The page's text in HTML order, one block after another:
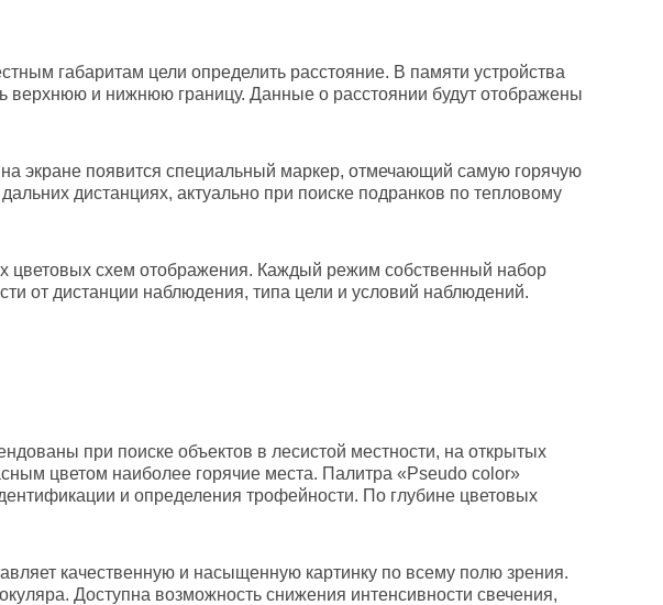
габаритам цели определить расстояние. В памяти устройства
верхнюю и нижнюю границу. Данные о расстоянии будут отображены
экране появится специальный маркер, отмечающий самую горячую
дистанциях, актуально при поиске подранков по тепловому
цветовых схем отображения. Каждый режим собственный набор
от дистанции наблюдения, типа цели и условий наблюдений.
при поиске объектов в лесистой местности, на открытых
цветом наиболее горячие места. Палитра «Pseudo color»
и определения трофейности. По глубине цветовых
качественную и насыщенную картинку по всему полю зрения.
Доступна возможность снижения интенсивности свечения,